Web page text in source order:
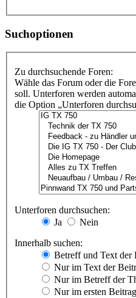
Suchoptionen
Zu durchsuchende Foren:
Wähle das Forum oder die
soll. Unterforen werden
die Option „Unterforen
Unterforen durchsuchen:
Ja
Nein
Innerhalb suchen:
Betreff und Text der
Nur im Text der
Nur im Betreff der
Nur im ersten